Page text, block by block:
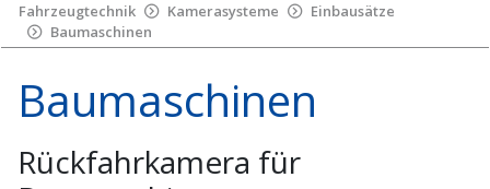
Fahrzeugtechnik Kamerasysteme
Einbausätze
Baumaschinen
Baumaschinen
Rückfahrkamera für